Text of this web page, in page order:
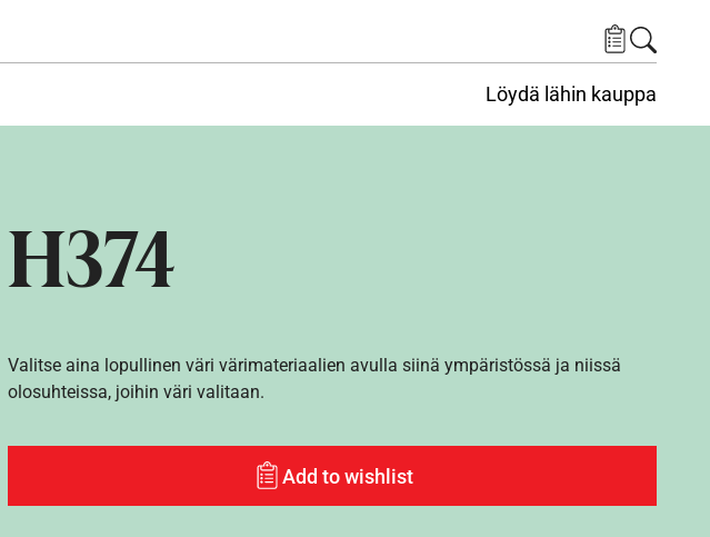
Löydä lähin kauppa
H374
Valitse aina lopullinen väri värimateriaalien avulla siinä ympäristössä ja niissä
olosuhteissa, joihin väri valitaan.
Add to wishlist